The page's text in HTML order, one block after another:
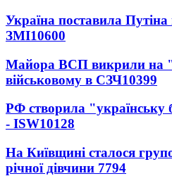
Україна поставила
ЗМІ10600
Майора ВСП викрили на
військовому в СЗЧ10399
РФ створила "українську
- ISW10128
На Київщині сталося
річної дівчини 7794